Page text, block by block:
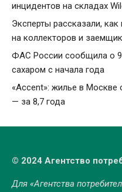
инцидентов на складах
Эксперты рассказали,
на коллекторов и
ФАС России сообщила о
сахаром с начала года
«Accent»: жилье в Москве
— за 8,7 года
© 2024 Агентство
Для «Агентства